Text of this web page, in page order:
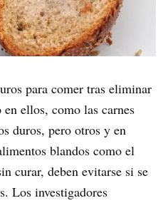
para comer tras eliminar
ellos, como las carnes
duros, pero otros y en
blandos como el
curar, deben evitarse si se
Los investigadores